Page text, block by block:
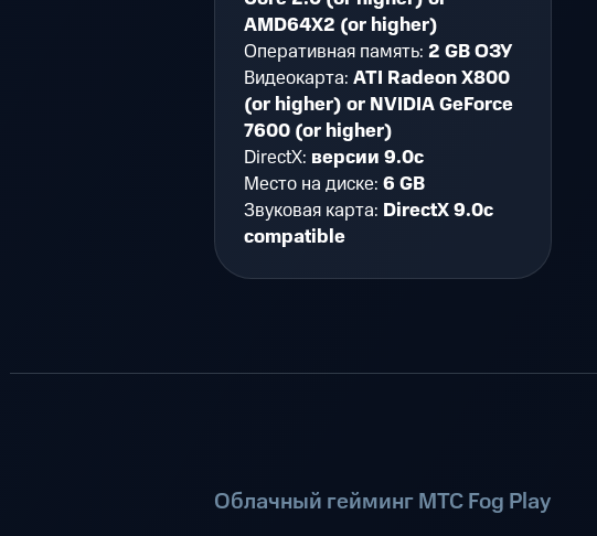
AMD64X2 (or higher)
Оперативная память: 2 GB ОЗУ
Видеокарта: ATI Radeon X800
(or higher) or NVIDIA GeForce
7600 (or higher)
DirectX: версии 9.0c
Место на диске: 6 GB
Звуковая карта: DirectX 9.0c
compatible
Облачный гейминг МТС Fog Play